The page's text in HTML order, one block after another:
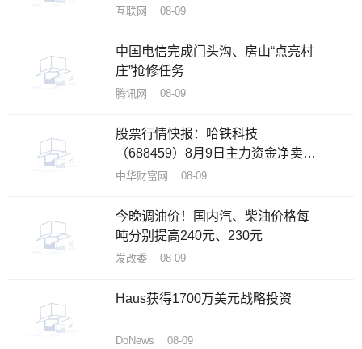
互联网 08-09
中国电信完成门头沟、房山“点亮村
庄”抢修任务
腾讯网 08-09
股票行情快报：哈铁科技
（688459）8月9日主力资金净卖出
58.64万元
中华财富网 08-09
今晚调油价！国内汽、柴油价格每
吨分别提高240元、230元
发改委 08-09
Haus获得1700万美元战略投资
DoNews 08-09